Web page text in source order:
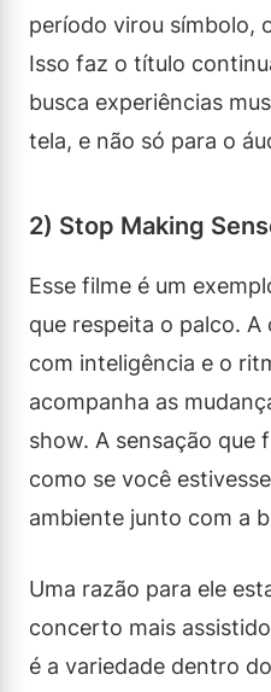
período virou símbolo,
Isso faz o título
busca experiências
tela, e não só para o
2) Stop Making
Esse filme é um
que respeita o palco. A
com inteligência e o
acompanha as
show. A sensação que
como se você
ambiente junto com a
Uma razão para ele
concerto mais
é a variedade dentro